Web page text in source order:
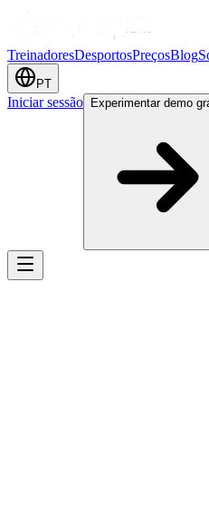
TreinadoresDesportosPreçosBlog
PT
Iniciar sessão Experimentar demo